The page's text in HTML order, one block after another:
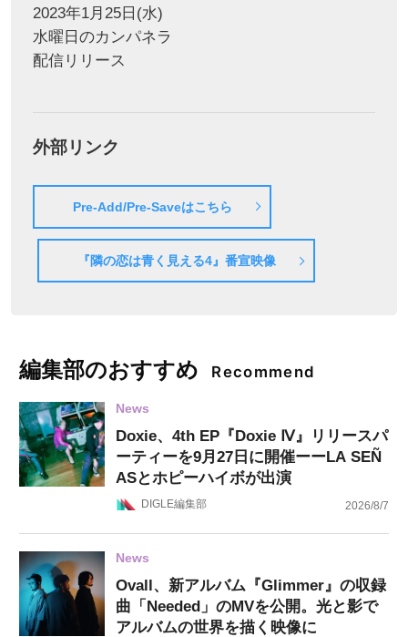
2023年1月25日(水)
水曜日のカンパネラ
配信リリース
外部リンク
Pre-Add/Pre-Saveはこちら
『隣の恋は青く見える4』番宣映像
編集部のおすすめ Recommend
News
Doxie、4th EP『Doxie Ⅳ』リリースパ
ーティーを9月27日に開催ーーLA SEÑ
ASとホピーハイボが出演
DIGLE編集部 2026/8/7
News
Ovall、新アルバム『Glimmer』の収録
曲「Needed」のMVを公開。光と影で
アルバムの世界を描く映像に